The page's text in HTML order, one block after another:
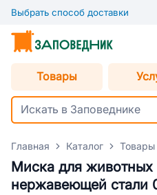
Выбрать способ доставки
Товары
Главная Каталог Товары
Миска для животных
нержавеющей стали